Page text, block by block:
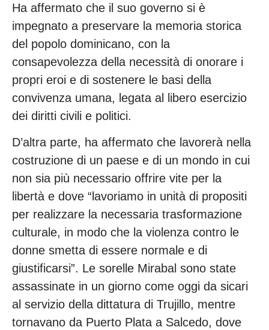
Ha affermato che il suo governo si è
impegnato a preservare la memoria storica
del popolo dominicano, con la
consapevolezza della necessità di onorare i
propri eroi e di sostenere le basi della
convivenza umana, legata al libero esercizio
dei diritti civili e politici.
D’altra parte, ha affermato che lavorerà nella
costruzione di un paese e di un mondo in cui
non sia più necessario offrire vite per la
libertà e dove “lavoriamo in unità di propositi
per realizzare la necessaria trasformazione
culturale, in modo che la violenza contro le
donne smetta di essere normale e di
giustificarsi”. Le sorelle Mirabal sono state
assassinate in un giorno come oggi da sicari
al servizio della dittatura di Trujillo, mentre
tornavano da Puerto Plata a Salcedo, dove